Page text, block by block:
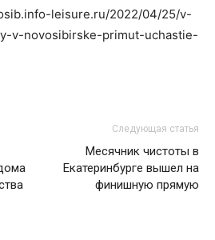
leisure.ru/2022/04/25/v-
v-novosibirske-primut-uchastie-
Следующая статья
Месячник чистоты в
Екатеринбурге вышел на
финишную прямую